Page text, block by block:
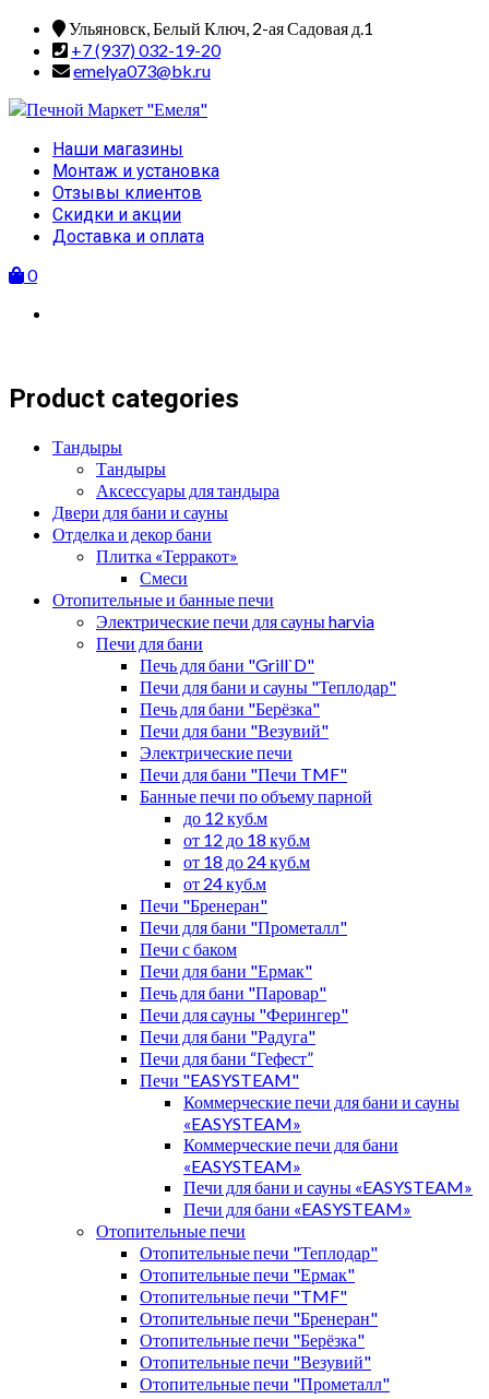
Skip
content
Ульяновск, Белый Ключ, 2-ая Садовая д.1
+7 (937) 032-19-20
emelya073@bk.ru
Primary
Menu
Наши магазины
Монтаж и установка
Отзывы клиентов
Скидки и акции
Доставка и оплата
0
Product categories
Тандыры
Тандыры
Аксессуары для тандыра
Двери для бани и сауны
Отделка и декор бани
Плитка «Терракот»
Смеси
Отопительные и банные печи
Электрические печи для сауны harvia
Печи для бани
Печь для бани "Grill`D"
Печи для бани и сауны "Теплодар"
Печь для бани "Берёзка"
Печи для бани "Везувий"
Электрические печи
Печи для бани "Печи TMF"
Банные печи по объему парной
до 12 куб.м
от 12 до 18 куб.м
от 18 до 24 куб.м
от 24 куб.м
Печи "Бренеран"
Печи для бани "Прометалл"
Печи с баком
Печи для бани "Ермак"
Печь для бани "Паровар"
Печи для сауны "Ферингер"
Печи для бани "Радуга"
Печи для бани “Гефест”
Печи "EASYSTEAM"
Коммерческие печи для бани и сауны
«EASYSTEAM»
Коммерческие печи для бани
«EASYSTEAM»
Печи для бани и сауны «EASYSTEAM»
Печи для бани «EASYSTEAM»
Отопительные печи
Отопительные печи "Теплодар"
Отопительные печи "Ермак"
Отопительные печи "TMF"
Отопительные печи "Бренеран"
Отопительные печи "Берёзка"
Отопительные печи "Везувий"
Отопительные печи "Прометалл"